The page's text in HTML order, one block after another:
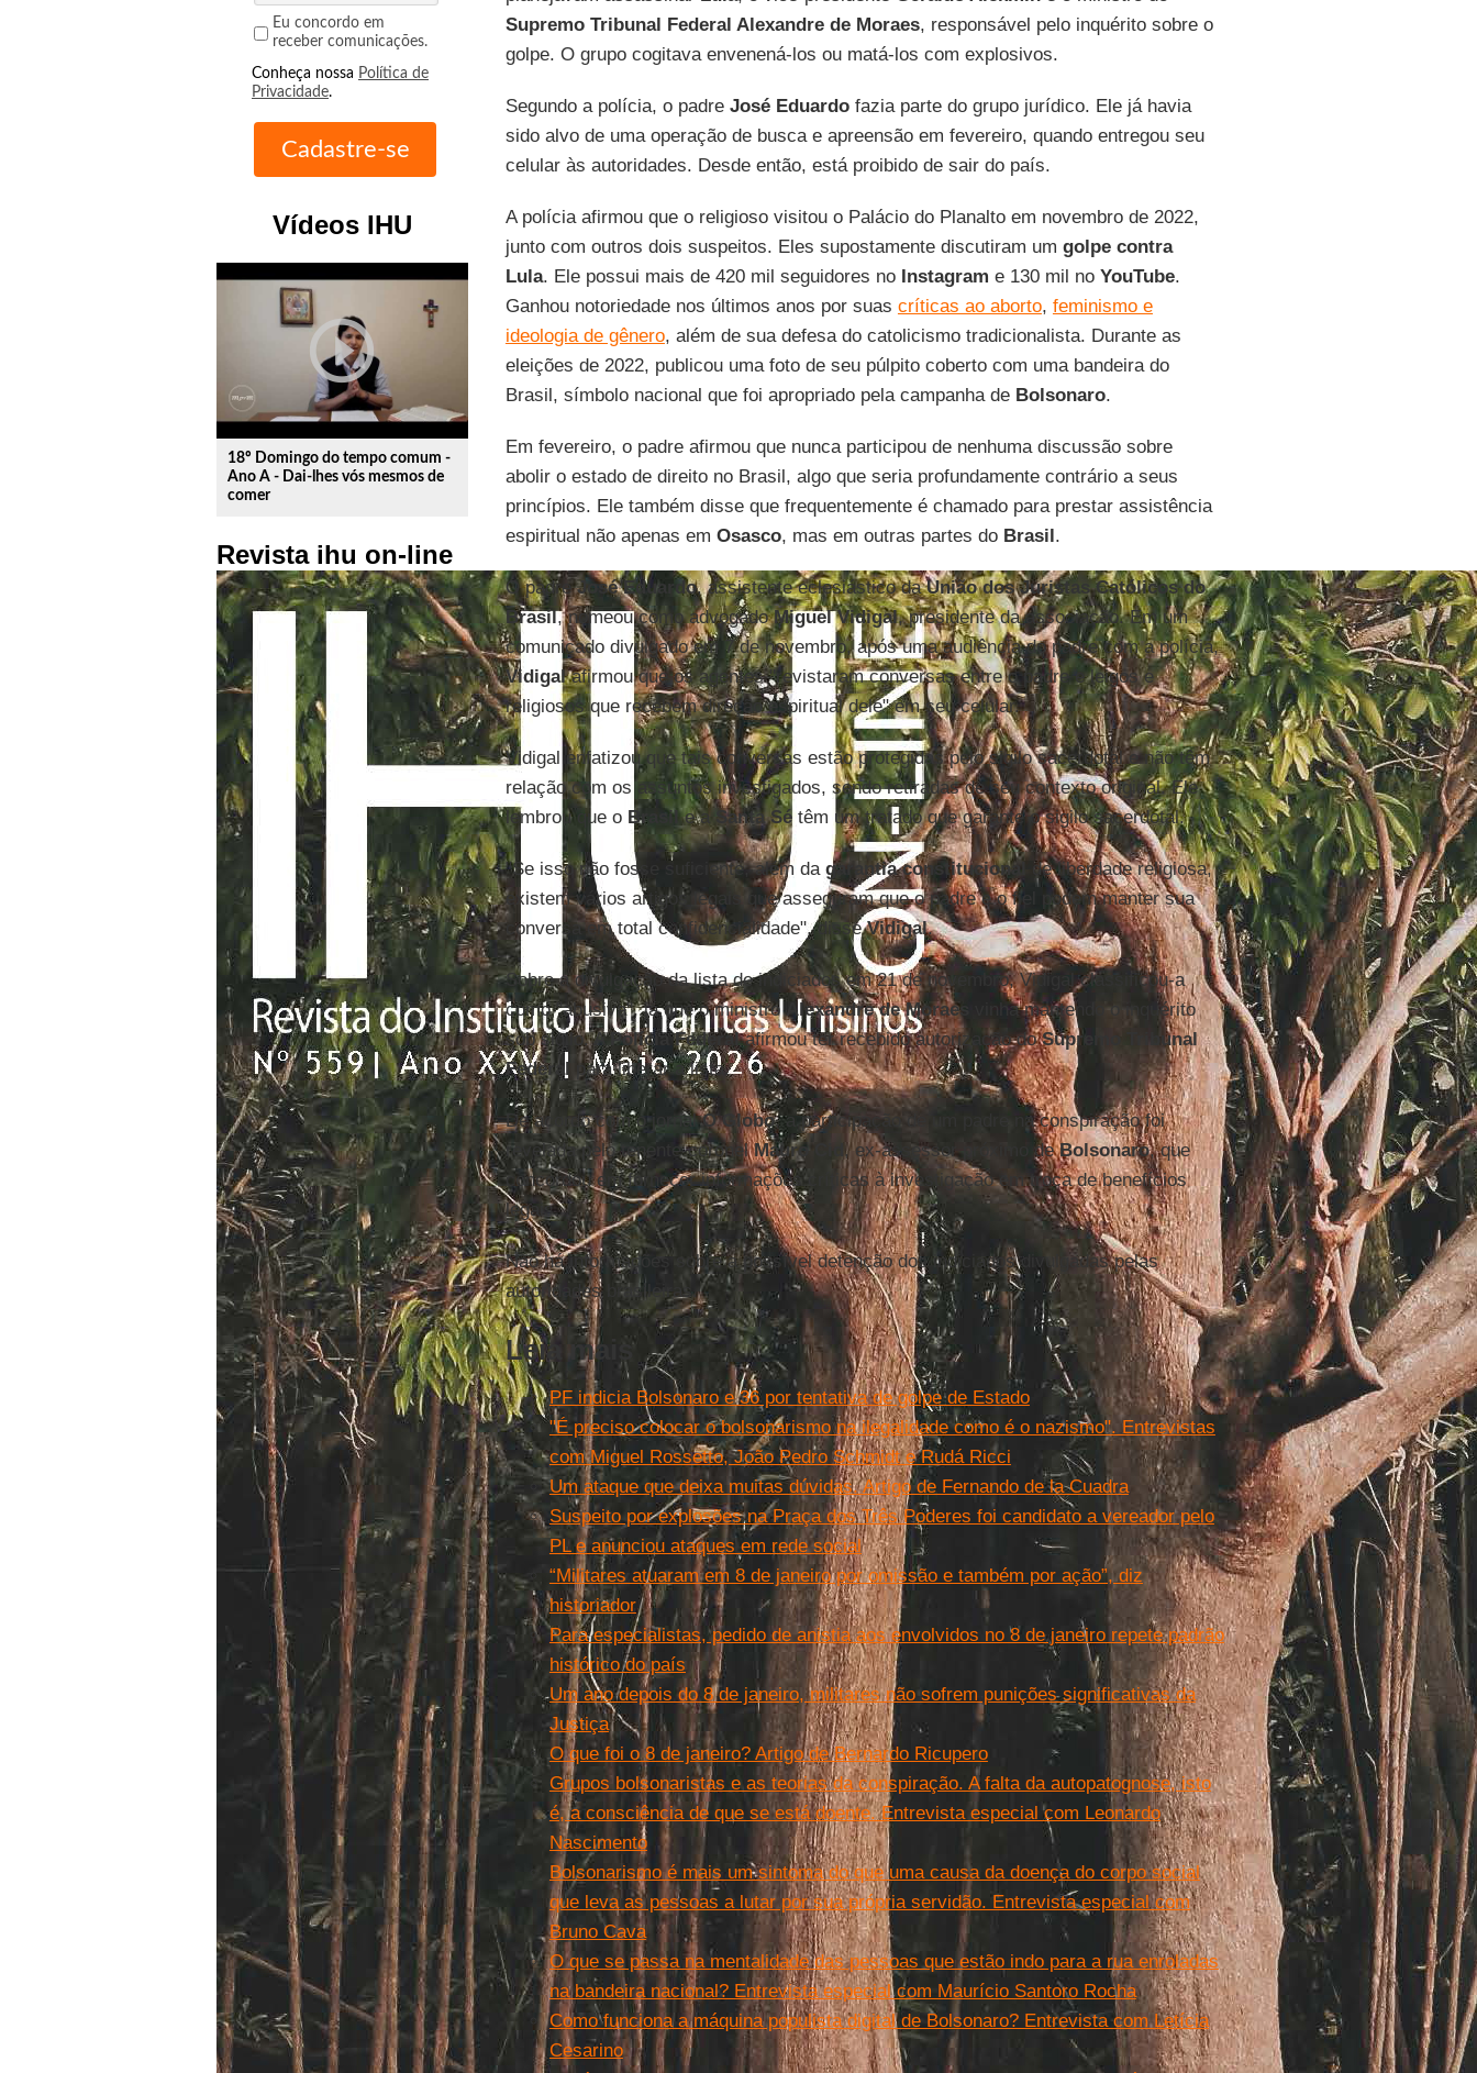
Eu concordo em
receber comunicações.
Conheça nossa Política de
Privacidade.
Vídeos IHU
play_circle_outline
18º Domingo do tempo comum -
Ano A - Dai-lhes vós mesmos de
comer
Revista ihu on-line
Supremo Tribunal Federal Alexandre de Moraes, responsável pelo inquérito sobre o
golpe. O grupo cogitava envenená-los ou matá-los com explosivos.
Segundo a polícia, o padreJosé Eduardofazia parte do grupo jurídico. Ele já havia
sido alvo de uma operação de busca e apreensão em fevereiro, quando entregou seu
celular às autoridades. Desde então, está proibido de sair do país.
A polícia afirmou que o religioso visitou o Palácio do Planalto em novembro de 2022,
junto com outros dois suspeitos. Eles supostamente discutiram um golpe contra
Lula. Ele possui mais de 420 mil seguidores no Instagram e 130 mil no YouTube.
Ganhou notoriedade nos últimos anos por suas críticas ao aborto, feminismo e
ideologia de gênero, além de sua defesa do catolicismo tradicionalista. Durante as
eleições de 2022, publicou uma foto de seu púlpito coberto com uma bandeira do
Brasil, símbolo nacional que foi apropriado pela campanha de Bolsonaro.
Em fevereiro, o padre afirmou que nunca participou de nenhuma discussão sobre
abolir o estado de direito no Brasil, algo que seria profundamente contrário a seus
princípios. Ele também disse que frequentemente é chamado para prestar assistência
espiritual não apenas em Osasco, mas em outras partes do Brasil.
O padreJosé Eduardo, assistente eclesiástico daUnião dos Juristas Católicos do
Brasil, nomeou como advogadoMiguel Vidigal, presidente da associação. Em um
comunicado divulgado em 7 de novembro, após uma audiência do padre com a polícia,
Vidigalafirmou que os agentes "revistaram conversas entre o padre e leigos e
religiosos que recebem direção espiritual dele" em seu celular.
Vidigal enfatizou que tais conversas estão protegidas pelo sigilo sacerdotal e não têm
relação com os assuntos investigados, sendo retiradas de seu contexto original. Ele
lembrou que o Brasil e a Santa Sétêm um tratado que garante o sigilo sacerdotal.
"Se isso não fosse suficiente, além da garantia constitucional
de liberdade religiosa,
existem vários artigos legais que asseguram que o padre e o fiel podem manter sua
conversa em total confidencialidade", disseVidigal.
Sobre a divulgação da lista de indiciados em 21 de novembro, Vidigal classificou-a
como "abusiva", já que o ministroAlexandre de Moraes
vinha mantendo o inquérito
sob sigilo. APolícia Federalafirmou ter recebido autorização doSupremo Tribunal
Federal para liberar a lista.
De acordo com o jornalO Globo, a participação de um padre na conspiração foi
revelada pelo tenente-coronelMauro Cid , ex-assessor próximo deBolsonaro, que
concordou em fornecer informações críticas à investigação em troca de benefícios
legais.
Não há informações sobre a possível detenção dos indiciados divulgadas pelas
autoridades brasileiras.
Leia mais
PF indicia Bolsonaro e 36 por tentativa de golpe de Estado
"É preciso colocar o bolsonarismo na ilegalidade como é o nazismo". Entrevistas
com Miguel Rossetto, João Pedro Schmidt e Rudá Ricci
Um ataque que deixa muitas dúvidas. Artigo de Fernando de la Cuadra
Suspeito por explosões na Praça dos Três Poderes foi candidato a vereador pelo
PL e anunciou ataques em rede social
“Militares atuaram em 8 de janeiro por omissão e também por ação”, diz
historiador
Para especialistas, pedido de anistia aos envolvidos no 8 de janeiro repete padrão
histórico do país
Um ano depois do 8 de janeiro, militares não sofrem punições significativas da
Justiça
O que foi o 8 de janeiro? Artigo de Bernardo Ricupero
Grupos bolsonaristas e as teorias da conspiração. A falta da autopatognose, isto
é, a consciência de que se está doente. Entrevista especial com Leonardo
Nascimento
Bolsonarismo é mais um sintoma do que uma causa da doença do corpo social
que leva as pessoas a lutar por sua própria servidão. Entrevista especial com
Bruno Cava
O que se passa na mentalidade das pessoas que estão indo para a rua enroladas
na bandeira nacional? Entrevista especial com Maurício Santoro Rocha
Como funciona a máquina populista digital de Bolsonaro? Entrevista com Letícia
Cesarino